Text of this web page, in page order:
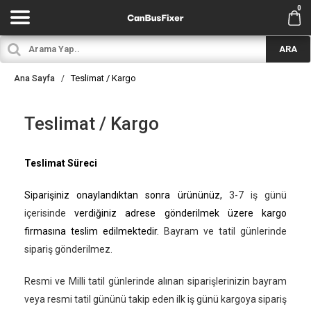
0
ARA
Ana Sayfa Teslimat / Kargo
Teslimat / Kargo
Teslimat Süreci
Siparişiniz onaylandıktan sonra ürününüz, 3-7 iş günü
içerisinde verdiğiniz adrese gönderilmek üzere kargo
firmasına teslim edilmektedir.
Bayram ve tatil günlerinde
sipariş gönderilmez.
Resmi ve Milli tatil günlerinde alınan siparişlerinizin bayram
veya resmi tatil gününü takip eden ilk iş günü kargoya sipariş